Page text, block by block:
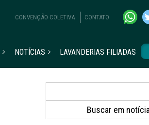
CONVENÇÃO COLETIVA CONTATO
NOTÍCIAS LAVANDERIAS FILIADAS